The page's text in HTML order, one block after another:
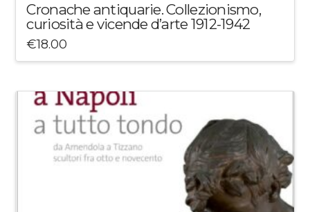
Cronache antiquarie. Collezionismo,
curiosità e vicende d’arte 1912-1942
€18.00